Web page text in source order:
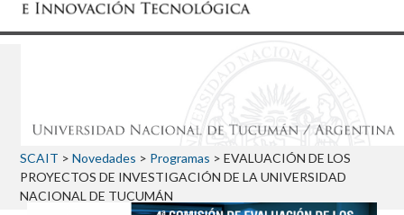
SCAIT > Novedades > Programas > EVALUACIÓN DE LOS
PROYECTOS DE INVESTIGACIÓN DE LA UNIVERSIDAD
NACIONAL DE TUCUMÁN